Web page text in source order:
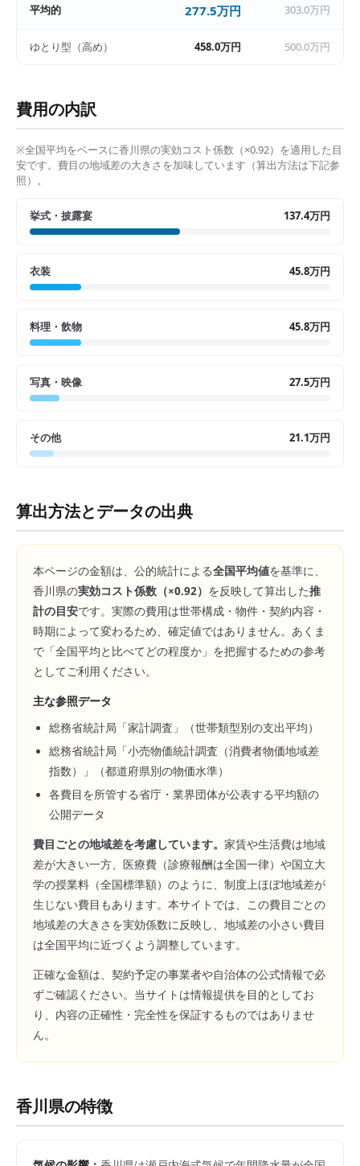
平均的 277.5万円 303.0万円
ゆとり型（高め） 458.0万円 500.0万円
費用の内訳
※全国平均をベースに香川県の実効コスト係数（×0.92）を適用した目
安です。費目の地域差の大きさを加味しています（算出方法は下記参
照）。
挙式・披露宴 137.4万円
衣装 45.8万円
料理・飲物 45.8万円
写真・映像 27.5万円
その他 21.1万円
算出方法とデータの出典
本ページの金額は、公的統計による全国平均値を基準に、
香川県の実効コスト係数（×0.92） を反映して算出した推
計の目安です。実際の費用は世帯構成・物件・契約内容・
時期によって変わるため、確定値ではありません。あくま
で「全国平均と比べてどの程度か」を把握するための参考
としてご利用ください。
主な参照データ
総務省統計局「家計調査」（世帯類型別の支出平均）
総務省統計局「小売物価統計調査（消費者物価地域差
指数）」（都道府県別の物価水準）
各費目を所管する省庁・業界団体が公表する平均額の
公開データ
費目ごとの地域差を考慮しています。 家賃や生活費は地域
差が大きい一方、医療費（診療報酬は全国一律）や国立大
学の授業料（全国標準額）のように、制度上ほぼ地域差が
生じない費目もあります。本サイトでは、この費目ごとの
地域差の大きさを実効係数に反映し、地域差の小さい費目
は全国平均に近づくよう調整しています。
正確な金額は、契約予定の事業者や自治体の公式情報で必
ずご確認ください。当サイトは情報提供を目的としてお
り、内容の正確性・完全性を保証するものではありませ
ん。
香川県の特徴